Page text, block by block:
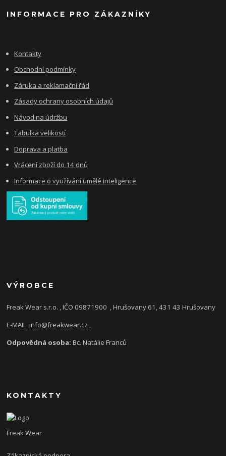
INFORMACE PRO ZÁKAZNÍKY
Kontakty
Obchodní podmínky
Záruka a reklamační řád
Zásady ochrany osobních údajů
Návod na údržbu
Tabulka velikostí
Doprava a platba
Vrácení zboží do 14 dnů
Informace o využívání umělé inteligence
VÝROBCE
Freak Wear s.r.o. , IČO 09871900 , Hrušovany 61, 431 43 Hrušovany
E-MAIL:info@freakwear.cz ,
Odpovědná osoba:Bc. Natálie Franců
KONTAKTY
Freak Wear